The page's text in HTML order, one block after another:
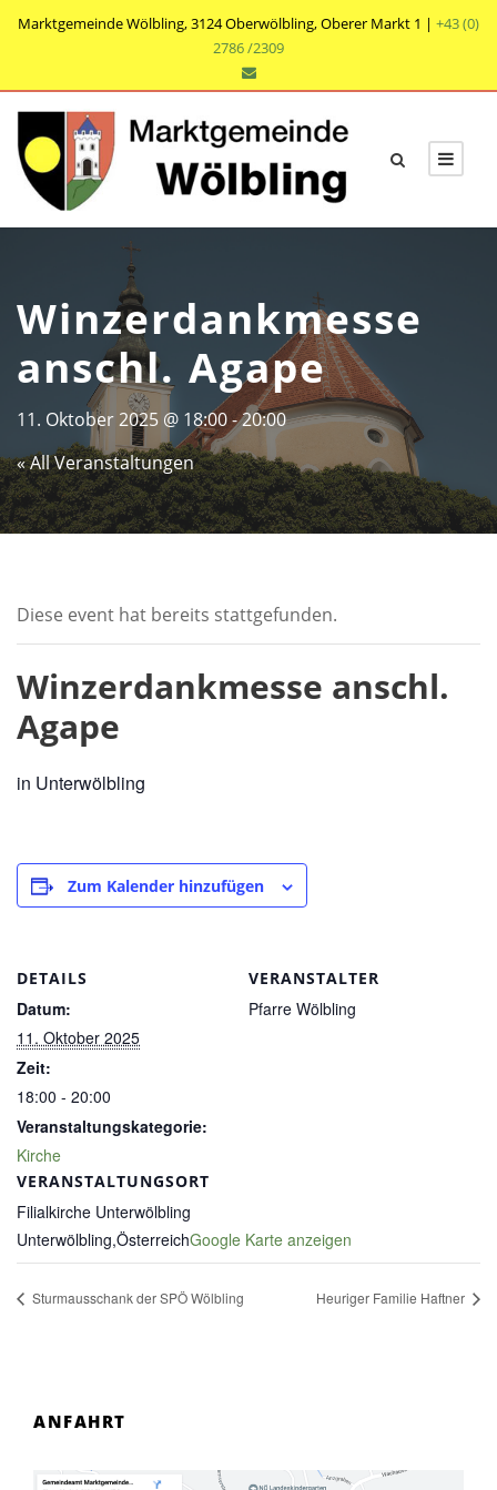
Marktgemeinde Wölbling, 3124 Oberwölbling, Oberer Markt 1 | +43 (0)
2786 /2309
Winzerdankmesse
anschl. Agape
11. Oktober 2025 @ 18:00-20:00
« All Veranstaltungen
Diese event hat bereits stattgefunden.
Winzerdankmesse anschl.
Agape
in Unterwölbling
Zum Kalender hinzufügen
DETAILS
Datum:
11. Oktober 2025
Zeit:
18:00 - 20:00
Veranstaltungskategorie:
Kirche
VERANSTALTUNGSORT
Filialkirche Unterwölbling
Unterwölbling,ÖsterreichGoogle Karte anzeigen
VERANSTALTER
Pfarre Wölbling
Sturmausschank der SPÖ Wölbling Heuriger Familie Haftner
ANFAHRT